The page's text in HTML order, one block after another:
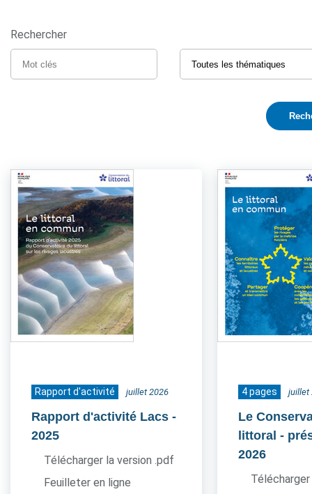
Rechercher
Rapport d'activité juillet 2026
Rapport d'activité Lacs -
2025
Télécharger la version .pdf
Feuilleter en ligne
4 pages juillet
Le
littoral -
2026